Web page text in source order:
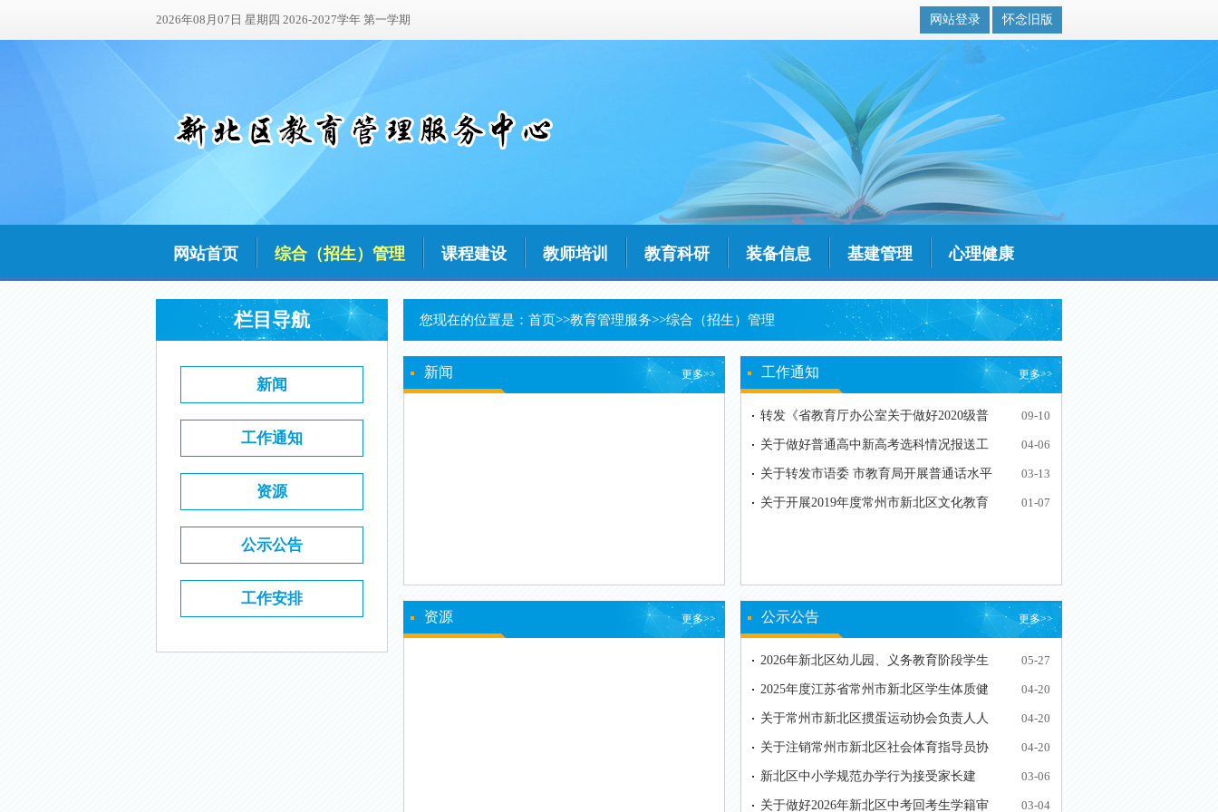
2026年08月07日 星期四 2026-2027学年 第一学期 怀念旧版
网站登录
网站首页 综合（招生）管理 课程建设 教师培训 教育科研 装备信息 基建管理 心理健康
栏目导航
新闻
工作通知
资源
公示公告
工作安排
您现在的位置是： 首页>>教育管理服务>>综合（招生）管理
新闻 更多>> 工作通知 更多>>
转发《省教育厅办公室关于做好2020级普
通高中学生选科工…
09-10
关于做好普通高中新高考选科情况报送工
作的通知
04-06
关于转发市语委 市教育局开展普通话水平
测试在线报名和…
03-13
关于开展2019年度常州市新北区文化教育
01-07
资源 更多>> 公示公告 更多>>
2026年新北区幼儿园、义务教育阶段学生
入学指南
05-27
2025年度江苏省常州市新北区学生体质健
康排名公示
04-20
关于常州市新北区掼蛋运动协会负责人人
选的公示
04-20
关于注销常州市新北区社会体育指导员协
会“体育类校外培…
04-20
新北区中小学规范办学行为接受家长建
议、咨询联系电话
03-06
关于做好2026年新北区中考回考生学籍审 03-04